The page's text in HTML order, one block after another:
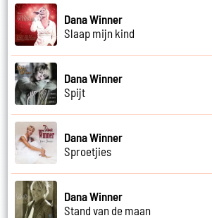
Dana Winner
Slaap mijn kind
Dana Winner
Spijt
Dana Winner
Sproetjies
Dana Winner
Stand van de maan